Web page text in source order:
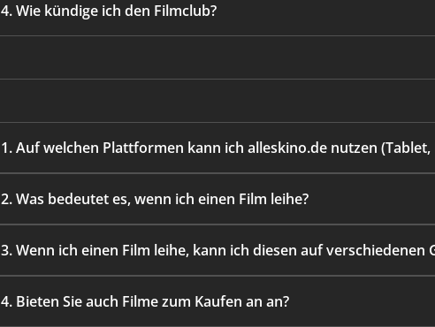
4. Wie kündige ich den Filmclub?
1. Auf welchen Plattformen kann ich alleskino.de nutzen
2. Was bedeutet es, wenn ich einen Film leihe?
3. Wenn ich einen Film leihe, kann ich diesen auf verschiedenen
4. Bieten Sie auch Filme zum Kaufen an an?